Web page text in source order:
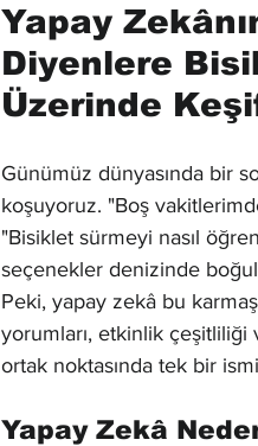
Yapay
Diyenlere
Üzerinde
Günümüz dünyasında bir
koşuyoruz. "Boş
"Bisiklet sürmeyi nasıl
seçenekler denizinde
Peki, yapay zekâ bu
yorumları, etkinlik çeşitliliği
ortak noktasında tek bir
Yapay Zekâ